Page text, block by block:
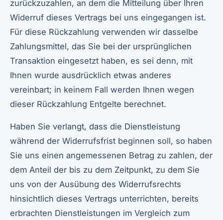
zurückzuzahlen, an dem die Mitteilung über Ihren
Widerruf dieses Vertrags bei uns eingegangen ist.
Für diese Rückzahlung verwenden wir dasselbe
Zahlungsmittel, das Sie bei der ursprünglichen
Transaktion eingesetzt haben, es sei denn, mit
Ihnen wurde ausdrücklich etwas anderes
vereinbart; in keinem Fall werden Ihnen wegen
dieser Rückzahlung Entgelte berechnet.
Haben Sie verlangt, dass die Dienstleistung
während der Widerrufsfrist beginnen soll, so haben
Sie uns einen angemessenen Betrag zu zahlen, der
dem Anteil der bis zu dem Zeitpunkt, zu dem Sie
uns von der Ausübung des Widerrufsrechts
hinsichtlich dieses Vertrags unterrichten, bereits
erbrachten Dienstleistungen im Vergleich zum